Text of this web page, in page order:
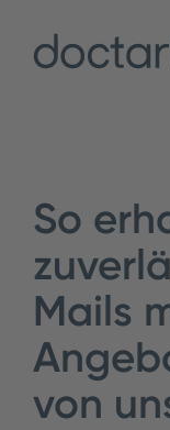
So
Mails
von